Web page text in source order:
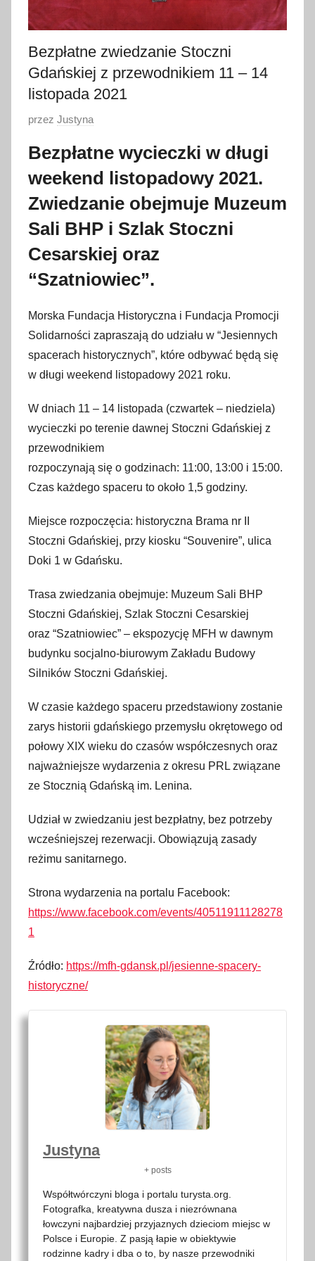
Bezpłatne zwiedzanie Stoczni
Gdańskiej z przewodnikiem 11 – 14
listopada 2021
O
u
b
i
k
o
o
5
l
i
t
o
p
a
d
2
0
2
przez Justyna
Bezpłatne wycieczki w długi
weekend listopadowy 2021.
Zwiedzanie obejmuje Muzeum
Sali BHP i Szlak Stoczni
Cesarskiej oraz
“Szatniowiec”.
Morska Fundacja Historyczna i Fundacja Promocji
Solidarności zapraszają do udziału w “Jesiennych
spacerach historycznych”, które odbywać będą się
w długi weekend listopadowy 2021 roku.
W dniach 11 – 14 listopada (czwartek – niedziela)
wycieczki po terenie dawnej Stoczni Gdańskiej z
przewodnikiem
rozpoczynają się o godzinach: 11:00, 13:00 i 15:00.
Czas każdego spaceru to około 1,5 godziny.
Miejsce rozpoczęcia: historyczna Brama nr II
Stoczni Gdańskiej, przy kiosku “Souvenire”, ulica
Doki 1 w Gdańsku.
Trasa zwiedzania obejmuje: Muzeum Sali BHP
Stoczni Gdańskiej, Szlak Stoczni Cesarskiej
oraz “Szatniowiec” – ekspozycję MFH w dawnym
budynku socjalno-biurowym Zakładu Budowy
Silników Stoczni Gdańskiej.
W czasie każdego spaceru przedstawiony zostanie
zarys historii gdańskiego przemysłu okrętowego od
połowy XIX wieku do czasów współczesnych oraz
najważniejsze wydarzenia z okresu PRL związane
ze Stocznią Gdańską im. Lenina.
Udział w zwiedzaniu jest bezpłatny, bez potrzeby
wcześniejszej rezerwacji. Obowiązują zasady
reżimu sanitarnego.
Strona wydarzenia na portalu Facebook:
https://www.facebook.com/events/40511911128278
1
Źródło: https://mfh-gdansk.pl/jesienne-spacery-
historyczne/
Justyna
+ posts
Współtwórczyni bloga i portalu turysta.org.
Fotografka, kreatywna dusza i niezrównana
łowczyni najbardziej przyjaznych dzieciom miejsc w
Polsce i Europie. Z pasją łapie w obiektywie
rodzinne kadry i dba o to, by nasze przewodniki